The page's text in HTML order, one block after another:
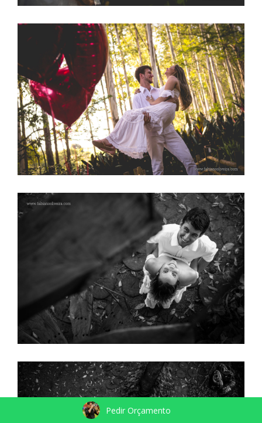
Pedir Orçamento